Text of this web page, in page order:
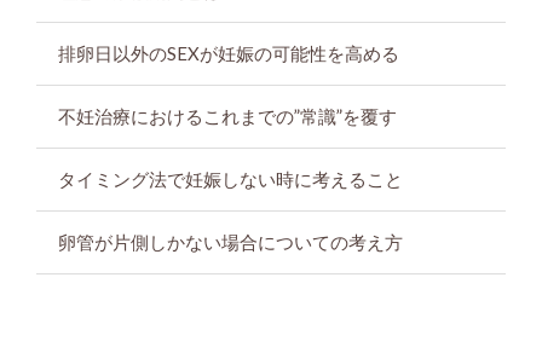
排卵日以外のSEXが妊娠の可能性を高める
不妊治療におけるこれまでの”常識”を覆す
タイミング法で妊娠しない時に考えること
卵管が片側しかない場合についての考え方